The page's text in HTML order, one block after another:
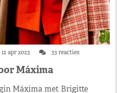
12 apr 2023 33 reacties
Máxima
Máxima met Brigitte